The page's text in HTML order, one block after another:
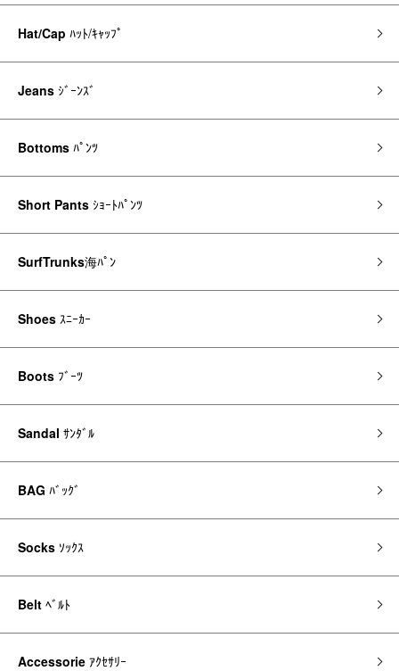
Hat/Cap ﾊｯﾄ/ｷｬｯﾌﾟ
Jeans ｼﾞｰﾝｽﾞ
Bottoms ﾊﾟﾝﾂ
Short Pants ｼｮｰﾄﾊﾟﾝﾂ
SurfTrunks海ﾊﾟﾝ
Shoes ｽﾆｰｶｰ
Boots ﾌﾞｰﾂ
Sandal ｻﾝﾀﾞﾙ
BAG ﾊﾞｯｸﾞ
Socks ｿｯｸｽ
Belt ﾍﾞﾙﾄ
Accessorie ｱｸｾｻﾘｰ